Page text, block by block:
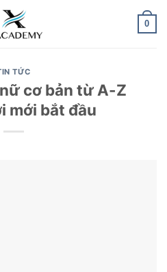
0
TỨC
cơ bản từ A-Z
mới bắt đầu